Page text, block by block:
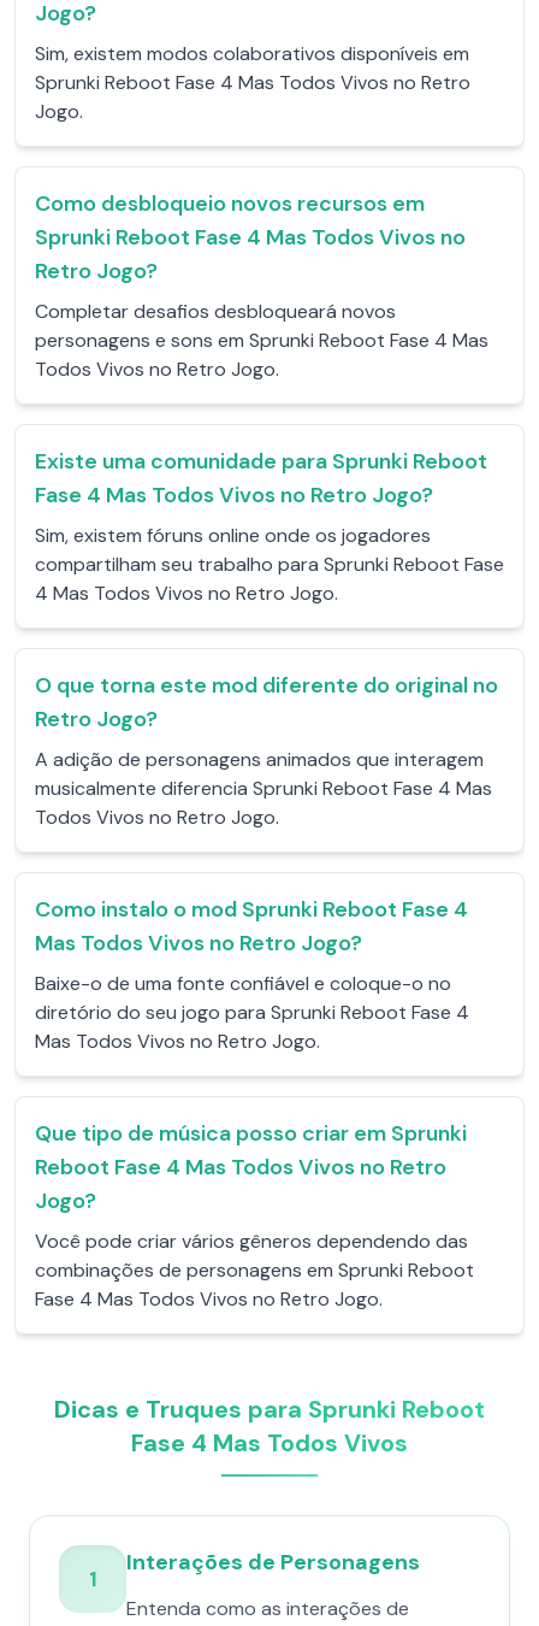
Jogo?
Sim, existem modos colaborativos disponíveis em
Sprunki Reboot Fase 4 Mas Todos Vivos no Retro
Jogo.
Como desbloqueio novos recursos em
Sprunki Reboot Fase 4 Mas Todos Vivos no
Retro Jogo?
Completar desafios desbloqueará novos
personagens e sons em Sprunki Reboot Fase 4 Mas
Todos Vivos no Retro Jogo.
Existe uma comunidade para Sprunki Reboot
Fase 4 Mas Todos Vivos no Retro Jogo?
Sim, existem fóruns online onde os jogadores
compartilham seu trabalho para Sprunki Reboot Fase
4 Mas Todos Vivos no Retro Jogo.
O que torna este mod diferente do original no
Retro Jogo?
A adição de personagens animados que interagem
musicalmente diferencia Sprunki Reboot Fase 4 Mas
Todos Vivos no Retro Jogo.
Como instalo o mod Sprunki Reboot Fase 4
Mas Todos Vivos no Retro Jogo?
Baixe-o de uma fonte confiável e coloque-o no
diretório do seu jogo para Sprunki Reboot Fase 4
Mas Todos Vivos no Retro Jogo.
Que tipo de música posso criar em Sprunki
Reboot Fase 4 Mas Todos Vivos no Retro
Jogo?
Você pode criar vários gêneros dependendo das
combinações de personagens em Sprunki Reboot
Fase 4 Mas Todos Vivos no Retro Jogo.
Dicas e Truques para Sprunki Reboot
Fase 4 Mas Todos Vivos
1
Interações de Personagens
Entenda como as interações de